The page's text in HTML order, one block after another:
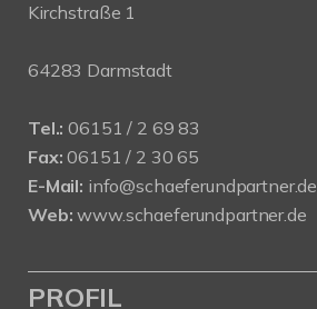
Kirchstraße 1
64283 Darmstadt
Tel.: 06151 / 2 69 83
Fax: 06151 / 2 30 65
E-Mail: info@schaeferundpartner.de
Web: www.schaeferundpartner.de
PROFIL